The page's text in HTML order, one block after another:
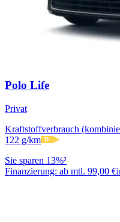
Polo Life
Privat
Kraftstoffverbrauch
122 g/km D
Sie sparen 13%²
Finanzierung: ab mtl. 99,00 €